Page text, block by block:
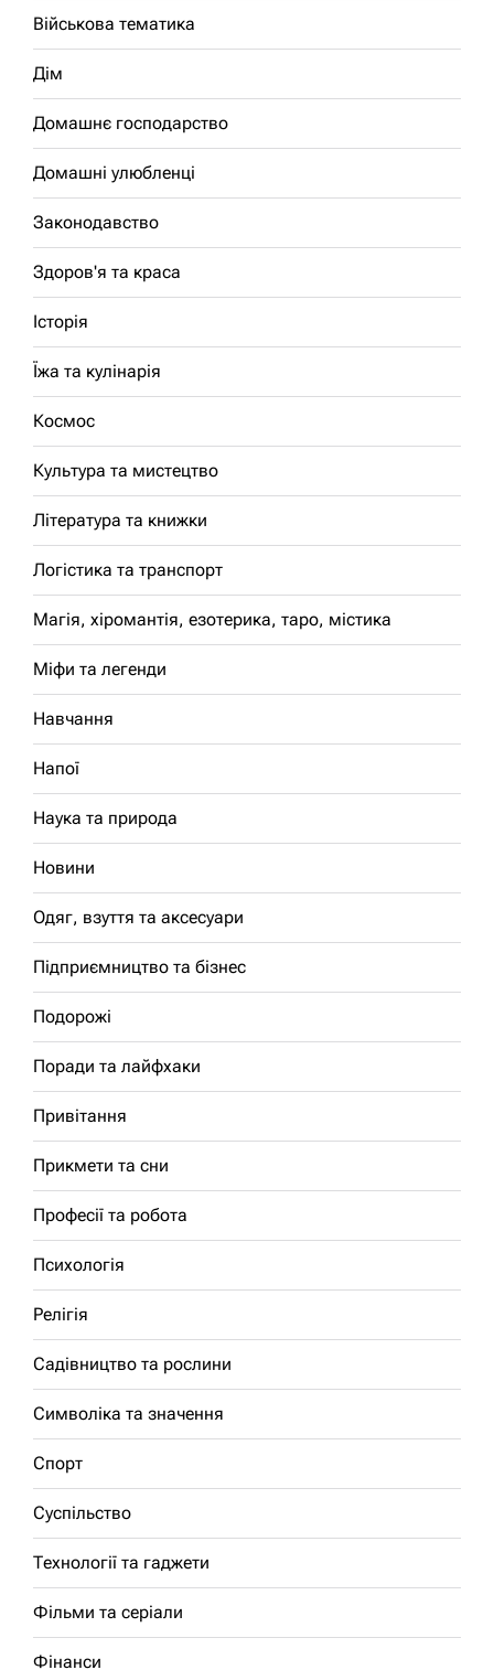
Військова тематика
Дім
Домашнє господарство
Домашні улюбленці
Законодавство
Здоров'я та краса
Історія
Їжа та кулінарія
Космос
Культура та мистецтво
Література та книжки
Логістика та транспорт
Магія, хіромантія, езотерика, таро, містика
Міфи та легенди
Навчання
Напої
Наука та природа
Новини
Одяг, взуття та аксесуари
Підприємництво та бізнес
Подорожі
Поради та лайфхаки
Привітання
Прикмети та сни
Професії та робота
Психологія
Релігія
Садівництво та рослини
Символіка та значення
Спорт
Суспільство
Технології та гаджети
Фільми та серіали
Фінанси